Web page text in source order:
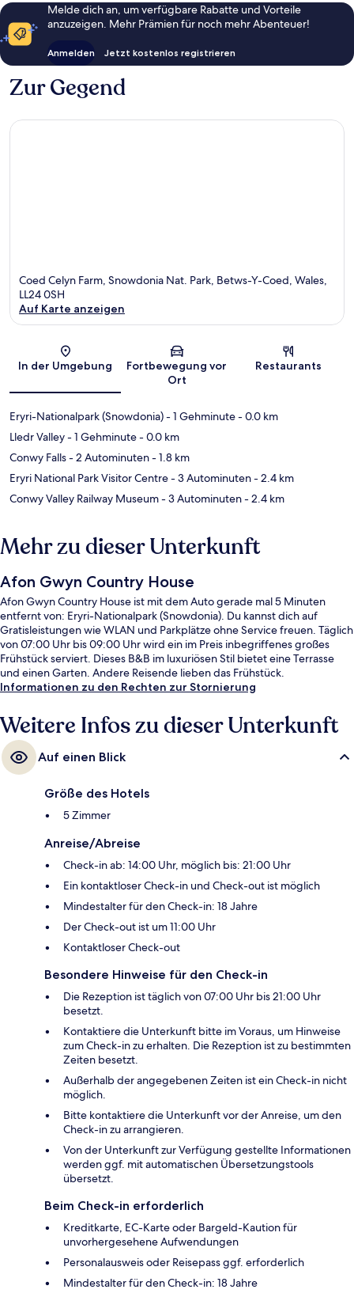
Melde dich an, um verfügbare Rabatte und Vorteile
anzuzeigen. Mehr Prämien für noch mehr Abenteuer!
Anmelden Jetzt kostenlos registrieren
Zur Gegend
Coed Celyn Farm, Snowdonia Nat. Park, Betws-Y-Coed, Wales,
LL24 0SH
Auf Karte anzeigen
In der Umgebung
Fortbewegung vor
Ort
Restaurants
Eryri-Nationalpark (Snowdonia)- 1 Gehminute- 0.0 km
Lledr Valley- 1 Gehminute- 0.0 km
Conwy Falls- 2 Autominuten- 1.8 km
Eryri National Park Visitor Centre- 3 Autominuten- 2.4 km
Conwy Valley Railway Museum- 3 Autominuten- 2.4 km
Mehr zu dieser Unterkunft
Afon Gwyn Country House
Afon Gwyn Country House ist mit dem Auto gerade mal 5 Minuten
entfernt von: Eryri-Nationalpark (Snowdonia). Du kannst dich auf
Gratisleistungen wie WLAN und Parkplätze ohne Service freuen. Täglich
von 07:00 Uhr bis 09:00 Uhr wird ein im Preis inbegriffenes großes
Frühstück serviert. Dieses B&B im luxuriösen Stil bietet eine Terrasse
und einen Garten. Andere Reisende lieben das Frühstück.
Informationen zu den Rechten zur Stornierung
Weitere Infos zu dieser Unterkunft
Auf einen Blick
Größe des Hotels
5 Zimmer
Anreise/Abreise
Check-in ab: 14:00 Uhr, möglich bis: 21:00 Uhr
Ein kontaktloser Check-in und Check-out ist möglich
Mindestalter für den Check-in: 18 Jahre
Der Check-out ist um 11:00 Uhr
Kontaktloser Check-out
Besondere Hinweise für den Check-in
Die Rezeption ist täglich von 07:00 Uhr bis 21:00 Uhr
besetzt.
Kontaktiere die Unterkunft bitte im Voraus, um Hinweise
zum Check-in zu erhalten. Die Rezeption ist zu bestimmten
Zeiten besetzt.
Außerhalb der angegebenen Zeiten ist ein Check-in nicht
möglich.
Bitte kontaktiere die Unterkunft vor der Anreise, um den
Check-in zu arrangieren.
Von der Unterkunft zur Verfügung gestellte Informationen
werden ggf. mit automatischen Übersetzungstools
übersetzt.
Beim Check-in erforderlich
Kreditkarte, EC-Karte oder Bargeld-Kaution für
unvorhergesehene Aufwendungen
Personalausweis oder Reisepass ggf. erforderlich
Mindestalter für den Check-in: 18 Jahre